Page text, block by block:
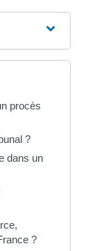
procès
?
dans un
?